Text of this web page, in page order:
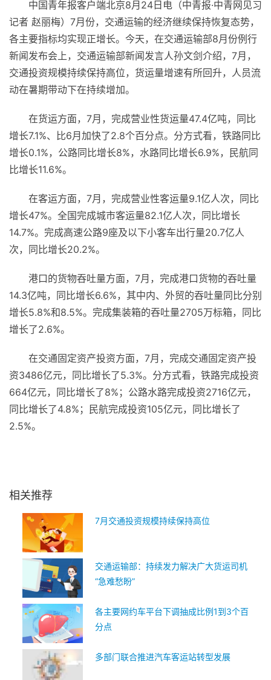
中国青年报客户端北京8月24日电（中青报·中青网见习
记者 赵丽梅）7月份，交通运输的经济继续保持恢复态势，
各主要指标均实现正增长。今天，在交通运输部8月份例行
新闻发布会上，交通运输部新闻发言人孙文剑介绍，7月，
交通投资规模持续保持高位，货运量增速有所回升，人员流
动在暑期带动下在持续增加。
在货运方面，7月，完成营业性货运量47.4亿吨，同比
增长7.1%、比6月加快了2.8个百分点。分方式看，铁路同比
增长0.1%，公路同比增长8%，水路同比增长6.9%，民航同
比增长11.6%。
在客运方面，7月，完成营业性客运量9.1亿人次，同比
增长47%。全国完成城市客运量82.1亿人次，同比增长
14.7%。完成高速公路9座及以下小客车出行量20.7亿人
次，同比增长20.2%。
港口的货物吞吐量方面，7月，完成港口货物的吞吐量
14.3亿吨，同比增长6.6%，其中内、外贸的吞吐量同比分别
增长5.8%和8.5%。完成集装箱的吞吐量2705万标箱，同比
增长了2.6%。
在交通固定资产投资方面，7月，完成交通固定资产投
资3486亿元，同比增长了5.3%。分方式看，铁路完成投资
664亿元，同比增长了8%；公路水路完成投资2716亿元，
同比增长了4.8%；民航完成投资105亿元，同比增长了
2.5%。
相关推荐
7月交通投资规模持续保持高位
交通运输部：持续发力解决广大货运司机
“急难愁盼”
各主要网约车平台下调抽成比例1到3个百
分点
多部门联合推进汽车客运站转型发展